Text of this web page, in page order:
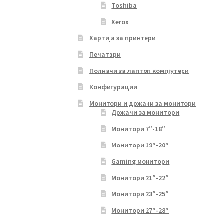
Toshiba
Xerox
Хартија за принтери
Печатари
Полначи за лаптоп компјутери
Конфигурации
Монитори и држачи за монитори
Држачи за монитори
Монитори 7″-18″
Монитори 19″-20″
Gaming монитори
Монитори 21″-22″
Монитори 23″-25″
Монитори 27″-28″